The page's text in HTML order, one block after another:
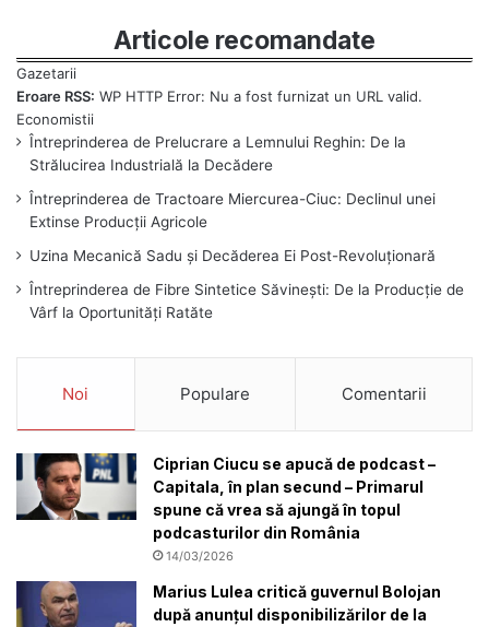
Articole recomandate
Eroare RSS: WP HTTP Error: Nu a fost furnizat un URL valid.
Întreprinderea de Prelucrare a Lemnului Reghin: De la
Strălucirea Industrială la Decădere
Întreprinderea de Tractoare Miercurea-Ciuc: Declinul unei
Extinse Producții Agricole
Uzina Mecanică Sadu și Decăderea Ei Post-Revoluționară
Întreprinderea de Fibre Sintetice Săvinești: De la Producție de
Vârf la Oportunități Ratăte
Noi Populare Comentarii
Ciprian Ciucu se apucă de podcast –
Capitala, în plan secund – Primarul
spune că vrea să ajungă în topul
podcasturilor din România
14/03/2026
Marius Lulea critică guvernul Bolojan
după anunțul disponibilizărilor de la